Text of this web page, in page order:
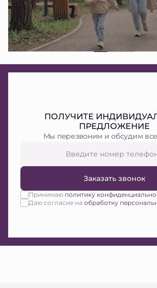
ПОЛУЧИТЕ
ПРЕДЛОЖЕНИЕ
Мы перезвоним и обсудим
Заказать звонок
Принимаю политику
Даю согласие на обработку